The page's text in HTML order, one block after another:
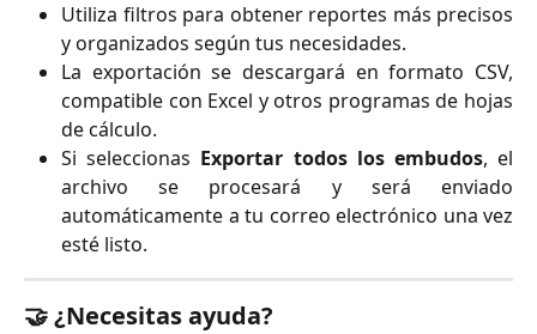
Utiliza filtros para obtener reportes más precisos
y organizados según tus necesidades.
La exportación se descargará en formato CSV,
compatible con Excel y otros programas de hojas
de cálculo.
Si seleccionas Exportar todos los embudos, el
archivo se procesará y será enviado
automáticamente a tu correo electrónico una vez
esté listo.
🤝 ¿Necesitas ayuda?